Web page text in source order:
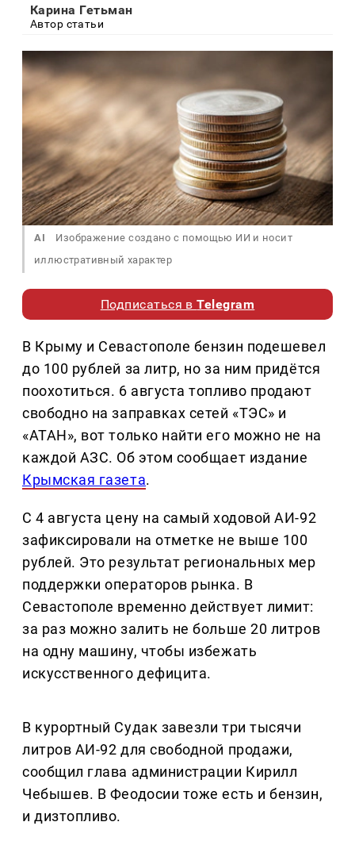
Карина Гетьман
Автор статьи
AI
Изображение создано с помощью ИИ и носит
иллюстративный характер
Подписаться вTelegram
В Крыму и Севастополе бензин подешевел
до 100 рублей за литр, но за ним придётся
поохотиться. 6 августа топливо продают
свободно на заправках сетей «ТЭС» и
«АТАН», вот только найти его можно не на
каждой АЗС. Об этом сообщает издание
Крымская газета.
С 4 августа цену на самый ходовой АИ-92
зафиксировали на отметке не выше 100
рублей. Это результат региональных мер
поддержки операторов рынка. В
Севастополе временно действует лимит:
за раз можно залить не больше 20 литров
на одну машину, чтобы избежать
искусственного дефицита.
В курортный Судак завезли три тысячи
литров АИ-92 для свободной продажи,
сообщил глава администрации Кирилл
Чебышев. В Феодосии тоже есть и бензин,
и дизтопливо.